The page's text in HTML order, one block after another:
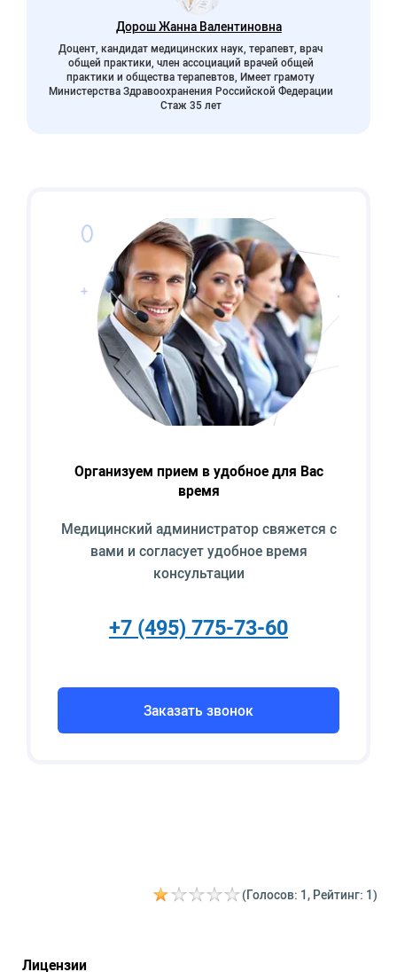
Дорош Жанна Валентиновна
Доцент, кандидат медицинских наук, терапевт, врач
общей практики, член ассоциаций врачей общей
практики и общества терапевтов, Имеет грамоту
Министерства Здравоохранения Российской Федерации
Стаж 35 лет
Организуем прием в удобное для Вас
время
Медицинский администратор свяжется с
вами и согласует удобное время
консультации
+7 (495) 775-73-60
Заказать звонок
(Голосов: 1, Рейтинг: 1)
Лицензии